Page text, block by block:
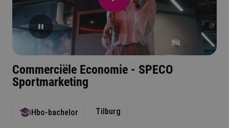
Commerciële Economie - SPECO
Sportmarketing
Hbo-bachelor Tilburg